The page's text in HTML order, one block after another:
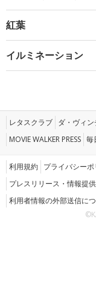
紅葉
イルミネーション
レタスクラブ ダ・ヴィ
MOVIE WALKER PRESS 毎
利用規約 プライバシーポ
プレスリリース・情報提供
利用者情報の外部送信に